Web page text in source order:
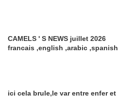
CAMELS ' S NEWS juillet 2026
francais ,english ,arabic ,spanish
ici cela brule,le var entre enfer et